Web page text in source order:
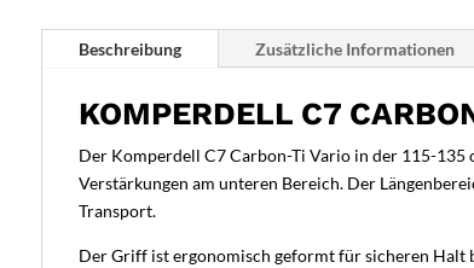
Beschreibung Zusätzliche Informationen
KOMPERDELL C7
Der Komperdell C7 Carbon-Ti Vario in der 115-
Verstärkungen am unteren Bereich. Der
Transport.
Der Griff ist ergonomisch geformt für sicheren Halt